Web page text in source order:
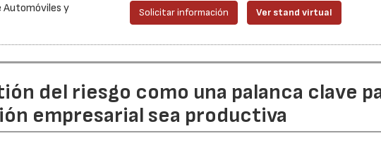
Automóviles y
Solicitar información Ver stand virtual
del riesgo como una palanca clave
empresarial sea productiva